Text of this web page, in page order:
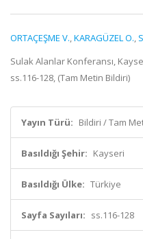
ORTAÇEŞME V.,KARAGÜZEL O.,
Sulak Alanlar Konferansı,
ss.116-128, (Tam Metin Bildiri)
Yayın Türü: Bildiri / Tam
Basıldığı Şehir: Kayseri
Basıldığı Ülke: Türkiye
Sayfa Sayıları: ss.116-128